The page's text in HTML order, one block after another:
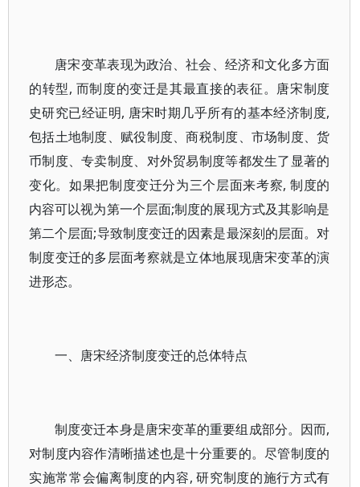
唐宋变革表现为政治、社会、经济和文化多方面
的转型, 而制度的变迁是其最直接的表征。唐宋制度
史研究已经证明, 唐宋时期几乎所有的基本经济制度,
包括土地制度、赋役制度、商税制度、市场制度、货
币制度、专卖制度、对外贸易制度等都发生了显著的
变化。如果把制度变迁分为三个层面来考察, 制度的
内容可以视为第一个层面;制度的展现方式及其影响是
第二个层面;导致制度变迁的因素是最深刻的层面。对
制度变迁的多层面考察就是立体地展现唐宋变革的演
进形态。
一、唐宋经济制度变迁的总体特点
制度变迁本身是唐宋变革的重要组成部分。因而,
对制度内容作清晰描述也是十分重要的。尽管制度的
实施常常会偏离制度的内容, 研究制度的施行方式有